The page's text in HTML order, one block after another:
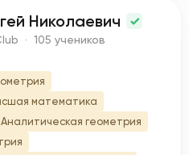
Николаевич
· 105 учеников
математика
Аналитическая геометрия